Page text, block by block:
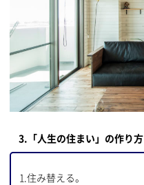
3.「人生の住まい」の作り方
1.住み替える。